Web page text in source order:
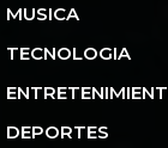
MUSICA
TECNOLOGIA
DEPORTES